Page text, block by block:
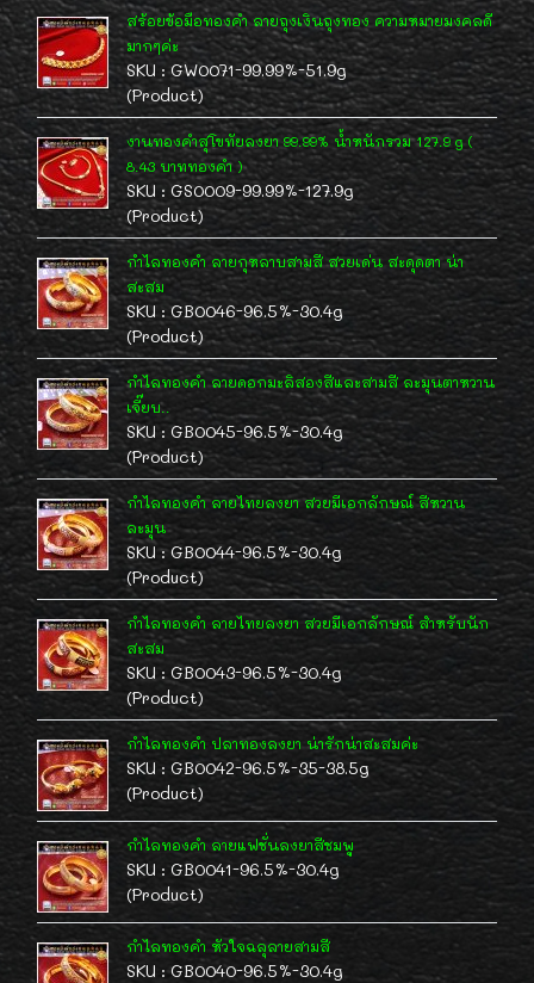
สร้อยข้อมือทองคำ ลายถุงเงินถุงทอง ความหมายมงคลดี
มากๆค่ะ
SKU : GW0071-99.99%-51.9g
(Product)
งานทองคำสุโขทัยลงยา 99.99% น้ำหนักรวม 127.9 g (
8.43 บาททองคำ )
SKU : GS0009-99.99%-127.9g
(Product)
กำไลทองคำ ลายกุหลาบสามสี สวยเด่น สะดุดตา น่า
สะสม
SKU : GB0046-96.5%-30.4g
(Product)
กำไลทองคำ ลายดอกมะลิสองสีและสามสี ละมุนตาหวาน
เจี๊ยบ..
SKU : GB0045-96.5%-30.4g
(Product)
กำไลทองคำ ลายไทยลงยา สวยมีเอกลักษณ์ สีหวาน
ละมุน
SKU : GB0044-96.5%-30.4g
(Product)
กำไลทองคำ ลายไทยลงยา สวยมีเอกลักษณ์ สำหรับนัก
สะสม
SKU : GB0043-96.5%-30.4g
(Product)
กำไลทองคำ ปลาทองลงยา น่ารักน่าสะสมค่ะ
SKU : GB0042-96.5%-35-38.5g
(Product)
กำไลทองคำ ลายแฟชั่นลงยาสีชมพู
SKU : GB0041-96.5%-30.4g
(Product)
กำไลทองคำ หัวใจฉลุลายสามสี
SKU : GB0040-96.5%-30.4g